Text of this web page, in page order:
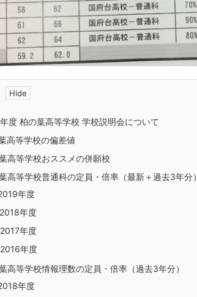
度 柏の葉高等学校 学校説明会について
高等学校の偏差値
高等学校おススメの併願校
高等学校普通科の定員・倍率（最新＋過去3年分）
年度
2018年度
2017年度
2016年度
高等学校情報理数の定員・倍率（過去3年分）
年度